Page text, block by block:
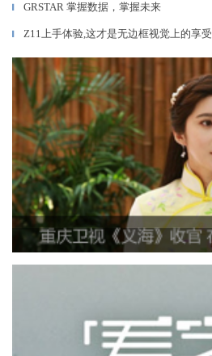
▎ GRSTAR 掌握数据，掌握未来
▎ Z11上手体验,这才是无边框视觉上的享受